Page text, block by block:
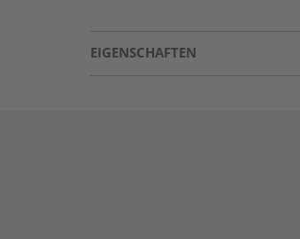
EIGENSCHAFTEN